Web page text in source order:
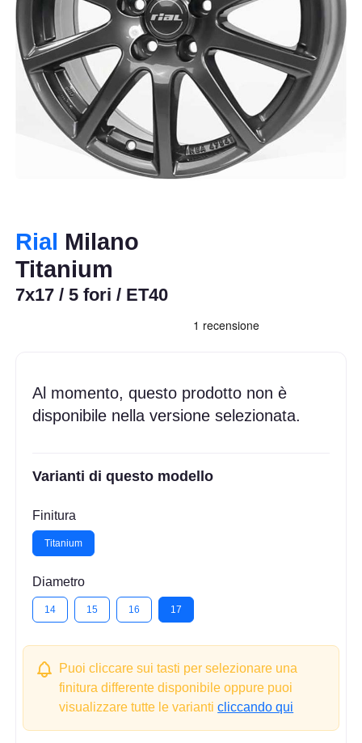
Rial Milano
Titanium
7x17 / 5 fori / ET40
Al momento, questo prodotto non è
disponibile nella versione selezionata.
Varianti di questo modello
Finitura
Titanium
Diametro
14 15 16 17
Puoi cliccare sui tasti per selezionare una
finitura differente disponibile oppure puoi
visualizzare tutte le varianticliccando qui